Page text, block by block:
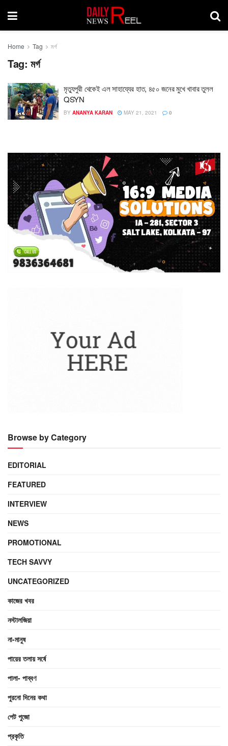
Home Tag মর্গ
Tag: মর্গ
মৃত্যুপুরী থেকেই এল সাহায্যের হাত, ৪৫০ জনের মুখে খাবার তুলল
QSYN
BY ANANYA KARAN MAY 21, 2021 0
Browse by Category
EDITORIAL
FEATURED
INTERVIEW
NEWS
PROMOTIONAL
TECH SAVVY
UNCATEGORIZED
কাজের খবর
নস্টালজিয়া
না-মানুষ
পায়ের তলায় সর্ষে
পালা- পাব্বণ
পুরনো দিনের কথা
পেট পুজো
প্রকৃতি